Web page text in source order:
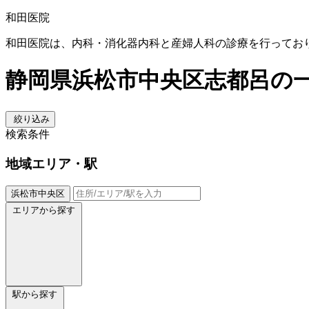
和田医院
和田医院は、内科・消化器内科と産婦人科の診療を行ってお
静岡県浜松市中央区志都呂の
絞り込み
検索条件
地域エリア・駅
浜松市中央区
エリアから探す
駅から探す